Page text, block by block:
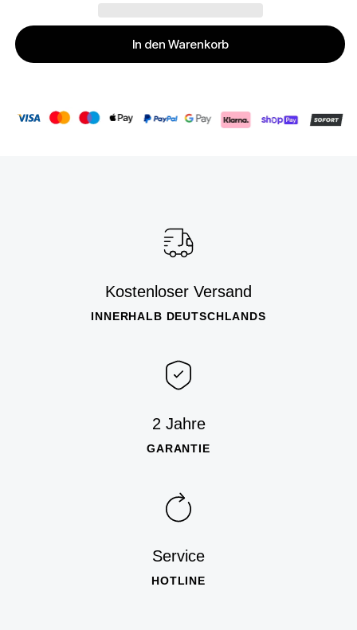
In den Warenkorb
Kostenloser Versand
INNERHALB DEUTSCHLANDS
2 Jahre
GARANTIE
Service
HOTLINE